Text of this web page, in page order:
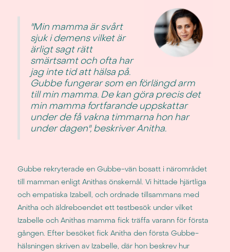
"Min mamma är svårt
sjuk i demens vilket är
ärligt sagt rätt
smärtsamt och ofta har
jag inte tid att hälsa på.
Gubbe fungerar som en förlängd arm
till min mamma. De kan göra precis det
min mamma fortfarande uppskattar
under de få vakna timmarna hon har
under dagen", beskriver Anitha.
Gubbe rekryterade en Gubbe-vän bosatt i närområdet
till mamman enligt Anithas önskemål. Vi hittade hjärtliga
och empatiska Izabell, och ordnade tillsammans med
Anitha och äldreboendet ett testbesök under vilket
Izabelle och Anithas mamma fick träffa varann för första
gången. Efter besöket fick Anitha den första Gubbe-
hälsningen skriven av Izabelle, där hon beskrev hur